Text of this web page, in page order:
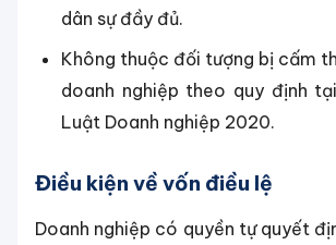
dân sự đầy đủ.
Không thuộc đối tượng bị cấm
doanh nghiệp theo quy định
Luật Doanh nghiệp 2020.
Điều kiện về vốn điều lệ
Doanh nghiệp có quyền tự quyết